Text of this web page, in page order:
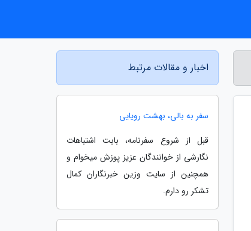
اخبار و مقالات مرتبط
سفر به بالی، بهشت رویایی
قبل از شروع سفرنامه، بابت اشتباهات
نگارشی از خوانندگان عزیز پوزش میخوام و
همچنین از سایت وزین خبرنگاران کمال
تشکر رو دارم.